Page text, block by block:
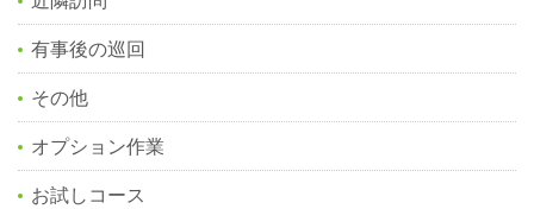
有事後の巡回
その他
オプション作業
お試しコース